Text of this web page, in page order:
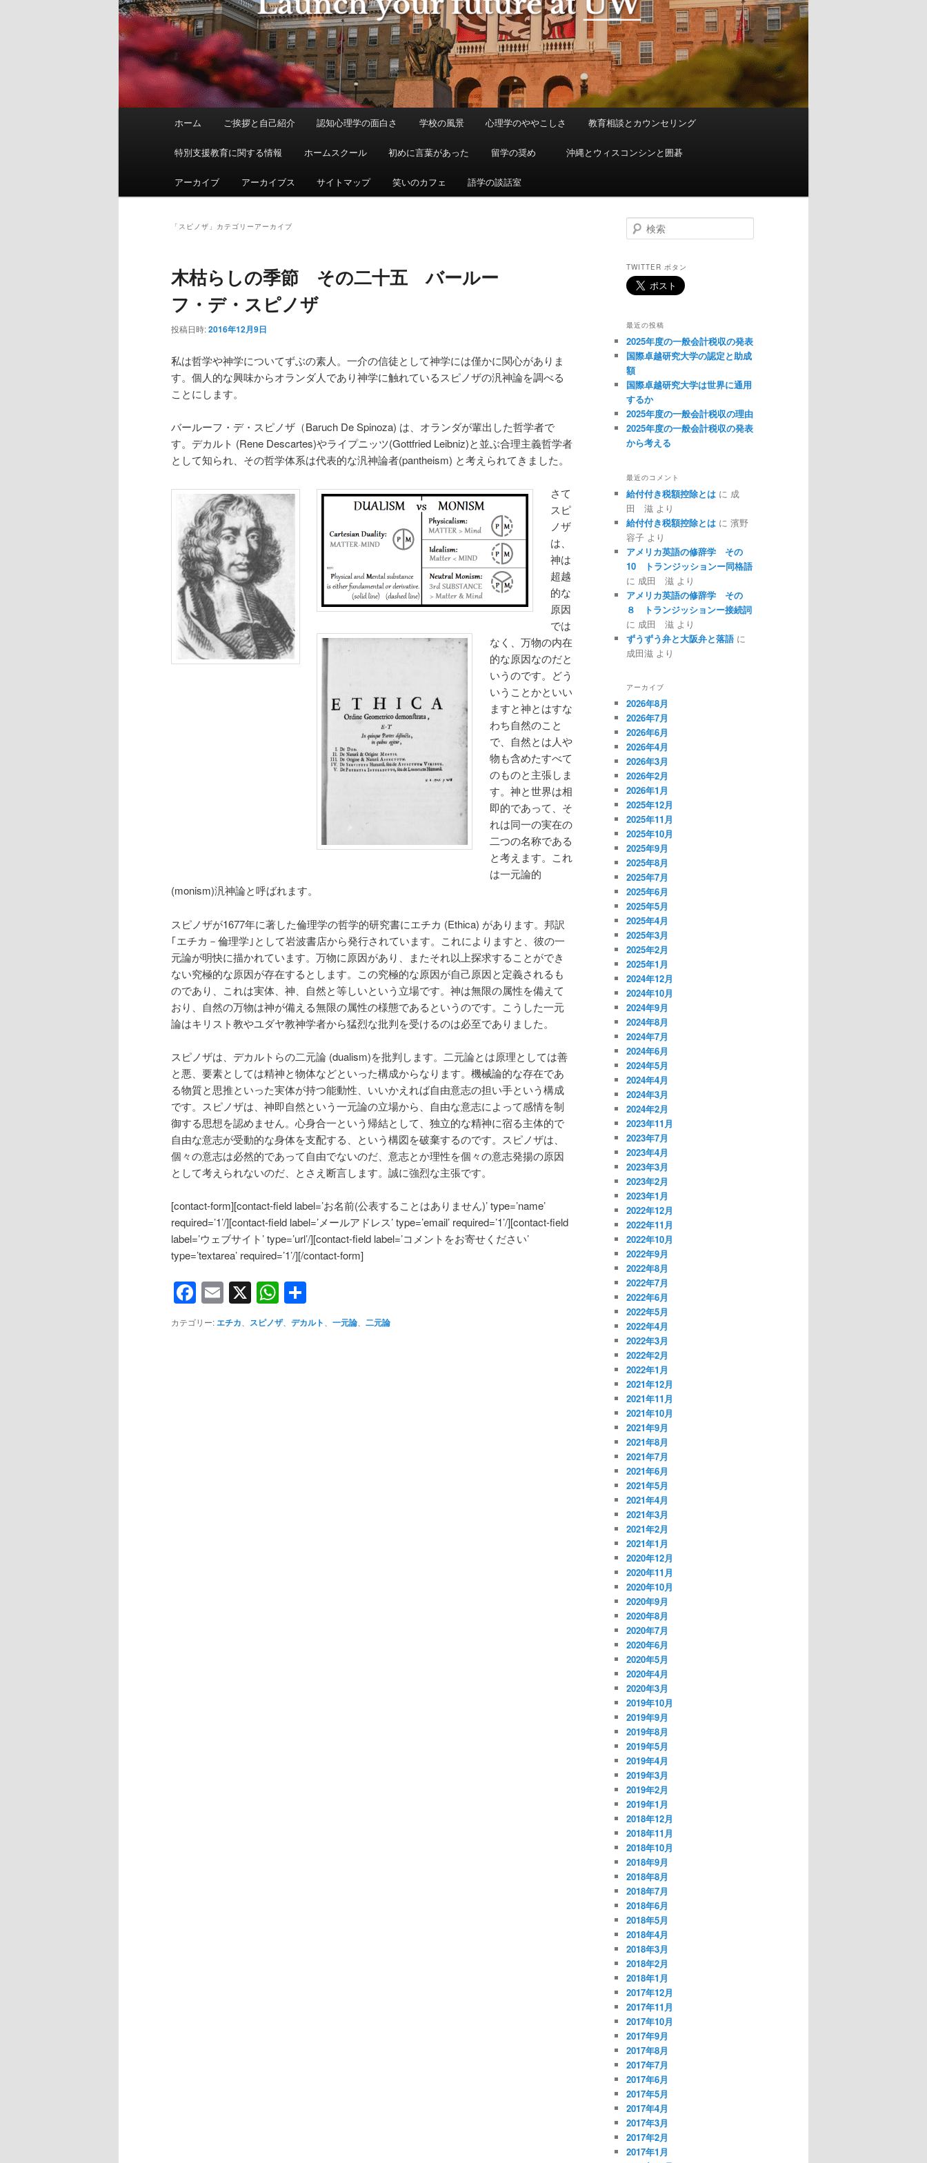
ュ
ホーム ご挨拶と自己紹介 認知心理学の面白さ 学校の風景 心理学のややこしさ 教育相談とカウンセリング
特別支援教育に関する情報 ホームスクール 初めに言葉があった 留学の奨め 沖縄とウィスコンシンと囲碁
アーカイブ アーカイブス サイトマップ 笑いのカフェ 語学の談話室
「 スピノザ 」カテゴリーアーカイブ
木枯らしの季節 その二十五 バールー
フ・デ・スピノザ
投稿日時:2016年12月9日
私は哲学や神学についてずぶの素人。一介の信徒として神学には僅かに関心がありま
す。個人的な興味からオランダ人であり神学に触れているスピノザの汎神論を調べる
ことにします。
バールーフ・デ・スピノザ（Baruch De Spinoza) は、オランダが輩出した哲学者で
す。デカルト (Rene Descartes)やライプニッツ(Gottfried Leibniz)と並ぶ合理主義哲学者
として知られ、その哲学体系は代表的な汎神論者(pantheism) と考えられてきました。
さて
スピ
ノザ
は、
神は
超越
的な
原因
では
なく、万物の内在
的な原因なのだと
いうのです。どう
いうことかといい
ますと神とはすな
わち自然のこと
で、自然とは人や
物も含めたすべて
のものと主張しま
す。神と世界は相
即的であって、そ
れは同一の実在の
二つの名称である
と考えます。これ
は一元論的
(monism)汎神論と呼ばれます。
スピノザが1677年に著した倫理学の哲学的研究書にエチカ (Ethica) があります。邦訳
｢エチカ－倫理学｣として岩波書店から発行されています。これによりますと、彼の一
元論が明快に描かれています。万物に原因があり、またそれ以上探求することができ
ない究極的な原因が存在するとします。この究極的な原因が自己原因と定義されるも
のであり、これは実体、神、自然と等しいという立場です。神は無限の属性を備えて
おり、自然の万物は神が備える無限の属性の様態であるというのです。こうした一元
論はキリスト教やユダヤ教神学者から猛烈な批判を受けるのは必至でありました。
スピノザは、デカルトらの二元論 (dualism)を批判します。二元論とは原理としては善
と悪、要素としては精神と物体などといった構成からなります。機械論的な存在であ
る物質と思推といった実体が持つ能動性、いいかえれば自由意志の担い手という構成
です。スピノザは、神即自然という一元論の立場から、自由な意志によって感情を制
御する思想を認めません。心身合一という帰結として、独立的な精神に宿る主体的で
自由な意志が受動的な身体を支配する、という構図を破棄するのです。スピノザは、
個々の意志は必然的であって自由でないのだ、意志とか理性を個々の意志発揚の原因
として考えられないのだ、とさえ断言します。誠に強烈な主張です。
[contact-form][contact-field label=’お名前(公表することはありません)’ type=’name’
required=’1’/][contact-field label=’メールアドレス’ type=’email’ required=’1’/][contact-field
label=’ウェブサイト’ type=’url’/][contact-field label=’コメントをお寄せください’
type=’textarea’ required=’1’/][/contact-form]
Facebook
Email
X WhatsApp
有
カテゴリー: エチカ スピノザ、 デカルト 一元論 二元論
検
索
TWITTER ボタン
最近の投稿
2025年度の一般会計税収の発表
国際卓越研究大学の認定と助成
額
国際卓越研究大学は世界に通用
するか
2025年度の一般会計税収の理由
2025年度の一般会計税収の発表
から考える
最近のコメント
給付付き税額控除とは に 成
田 滋 より
給付付き税額控除とは に 濱野
容子 より
アメリカ英語の修辞学 その
10 トランジッションー同格語
に 成田 滋 より
アメリカ英語の修辞学 その
８ トランジッションー接続詞
に 成田 滋 より
ずうずう弁と大阪弁と落語に
成田滋 より
アーカイブ
2026年8月
2026年7月
2026年6月
2026年4月
2026年3月
2026年2月
2026年1月
2025年12月
2025年11月
2025年10月
2025年9月
2025年8月
2025年7月
2025年6月
2025年5月
2025年4月
2025年3月
2025年2月
2025年1月
2024年12月
2024年10月
2024年9月
2024年8月
2024年7月
2024年6月
2024年5月
2024年4月
2024年3月
2024年2月
2023年11月
2023年7月
2023年4月
2023年3月
2023年2月
2023年1月
2022年12月
2022年11月
2022年10月
2022年9月
2022年8月
2022年7月
2022年6月
2022年5月
2022年4月
2022年3月
2022年2月
2022年1月
2021年12月
2021年11月
2021年10月
2021年9月
2021年8月
2021年7月
2021年6月
2021年5月
2021年4月
2021年3月
2021年2月
2021年1月
2020年12月
2020年11月
2020年10月
2020年9月
2020年8月
2020年7月
2020年6月
2020年5月
2020年4月
2020年3月
2019年10月
2019年9月
2019年8月
2019年5月
2019年4月
2019年3月
2019年2月
2019年1月
2018年12月
2018年11月
2018年10月
2018年9月
2018年8月
2018年7月
2018年6月
2018年5月
2018年4月
2018年3月
2018年2月
2018年1月
2017年12月
2017年11月
2017年10月
2017年9月
2017年8月
2017年7月
2017年6月
2017年5月
2017年4月
2017年3月
2017年2月
2017年1月